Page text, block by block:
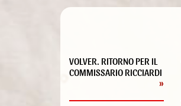
VOLVER. RITORNO PER IL
COMMISSARIO RICCIARDI
»